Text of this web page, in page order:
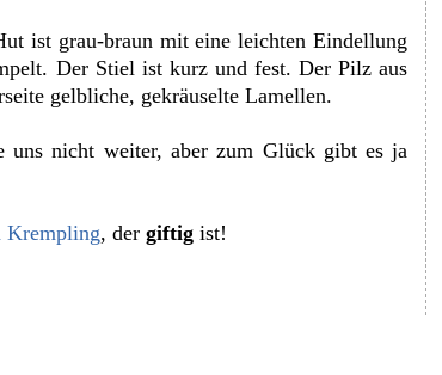
ist grau-braun mit eine leichten Eindellung
Der Stiel ist kurz und fest. Der Pilz aus
gelbliche, gekräuselte Lamellen.
uns nicht weiter, aber zum Glück gibt es ja
Krempling, der giftig ist!